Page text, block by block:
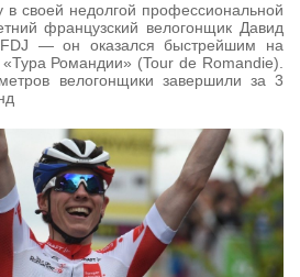
своей недолгой профессиональной
французский велогонщик Давид
— он оказался быстрейшим на
Романдии» (Tour de Romandie).
велогонщики завершили за 3